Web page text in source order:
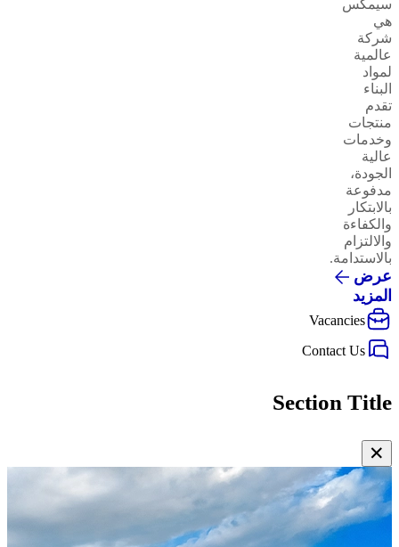
سيمكس
هي
شركة
عالمية
لمواد
البناء
تقدم
منتجات
وخدمات
عالية
الجودة،
مدفوعة
بالابتكار
والكفاءة
والالتزام
بالاستدامة.
عرض
المزيد
Vacancies
Contact Us
Section Title
✕